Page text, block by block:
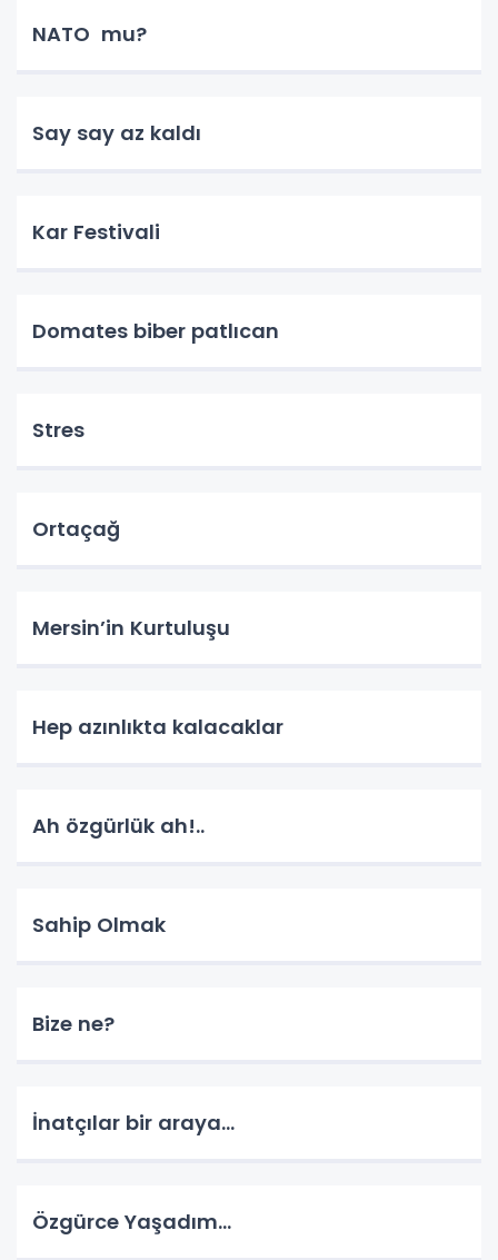
NATO mu?
Say say az kaldı
Kar Festivali
Domates biber patlıcan
Stres
Ortaçağ
Mersin’in Kurtuluşu
Hep azınlıkta kalacaklar
Ah özgürlük ah!..
Sahip Olmak
Bize ne?
İnatçılar bir araya…
Özgürce Yaşadım…